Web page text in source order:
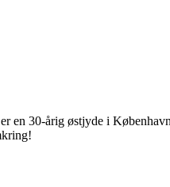
en 30-årig østjyde i